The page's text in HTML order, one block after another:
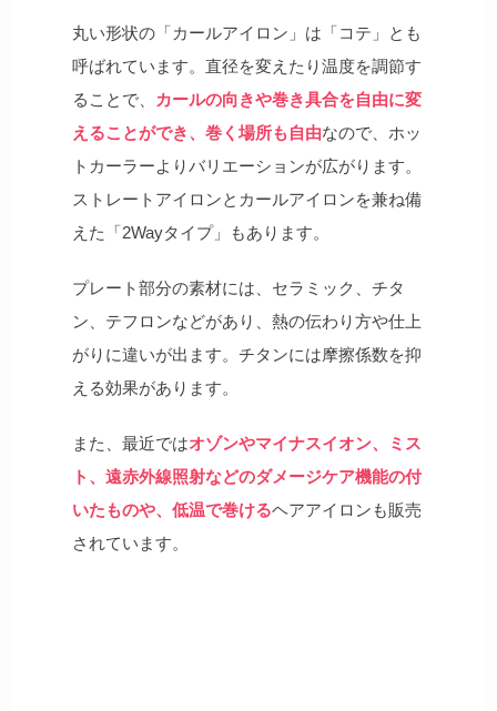
丸い形状の「カールアイロン」は「コテ」とも
呼ばれています。直径を変えたり温度を調節す
ることで、
カールの向きや巻き具合を自由に変
えることができ、巻く場所も自由なので、ホッ
トカーラーよりバリエーションが広がります。
ストレートアイロンとカールアイロンを兼ね備
えた「2Wayタイプ」もあります。
プレート部分の素材には、セラミック、チタ
ン、テフロンなどがあり、熱の伝わり方や仕上
がりに違いが出ます。チタンには摩擦係数を抑
える効果があります。
また、最近ではオゾンやマイナスイオン、ミス
ト、遠赤外線照射などのダメージケア機能の付
いたものや、低温で巻けるヘアアイロンも販売
されています。